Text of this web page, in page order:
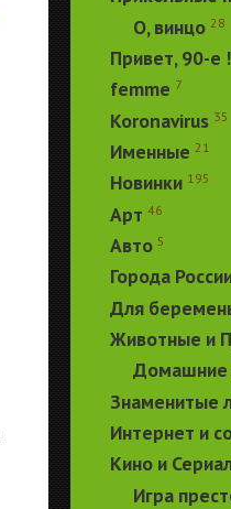
О, винцо 28
Привет, 90-е !
femme 7
Koronavirus 35
Именные 21
Новинки 195
Арт 46
Авто 5
Города
Для
Животные и
Домашние
Знаменитые
Интернет и
Кино и
Игра